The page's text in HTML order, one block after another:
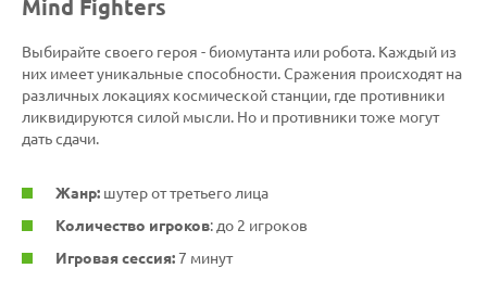
Mind Fighters
Выбирайте своего героя - биомутанта или робота. Каждый из
них имеет уникальные способности. Сражения происходят на
различных локациях космической станции, где противники
ликвидируются силой мысли. Но и противники тоже могут
дать сдачи.
Жанр: шутер от третьего лица
Количество игроков: до 2 игроков
Игровая сессия:7 минут